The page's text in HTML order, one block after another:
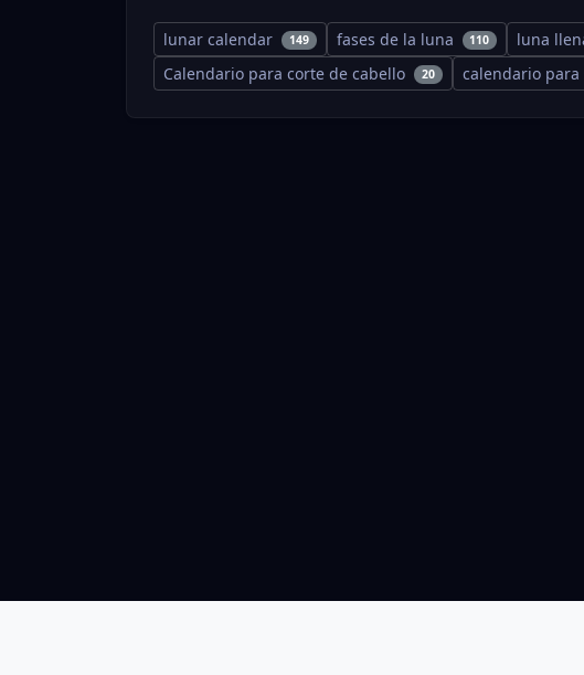
lunar calendar 149 fases de la luna 110 luna
Calendario para corte de cabello 20 calendario